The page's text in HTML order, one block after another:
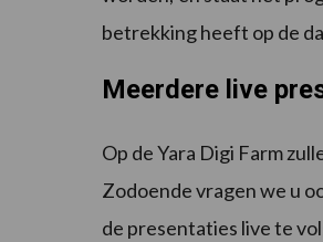
betrekking heeft op de
Meerdere live
Op de Yara Digi Farm
Zodoende vragen we u
de presentaties live te